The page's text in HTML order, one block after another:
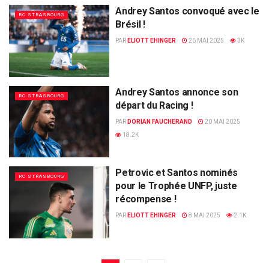
RC STRASBOURG
Andrey Santos convoqué avec le
Brésil !
PAR ELIOTT EHINGER 26 MAI 2025 3K
RC STRASBOURG
Andrey Santos annonce son
départ du Racing !
PAR DORIAN FAUCHERAND
20 MAI 2025
18.2K
RC STRASBOURG
Petrovic et Santos nominés
pour le Trophée UNFP, juste
récompense !
PAR ELIOTT EHINGER 8 MAI 2025 2.1K